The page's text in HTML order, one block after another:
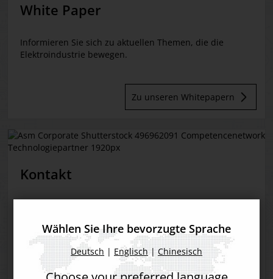
White Paper
Informieren Sie sich zu aktuellen Themen, die die
Elektroindustrie bewegen.
Zu unseren Whitepapern
Kontakt
Zu unseren Kontakten
Wählen Sie Ihre bevorzugte Sprache
Deutsch | Englisch |Chinesisch